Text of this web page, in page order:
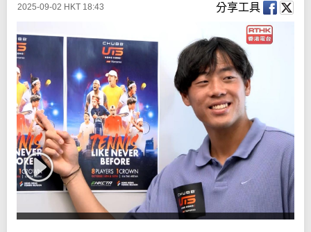
2025-09-02 HKT 18:43 分享工具